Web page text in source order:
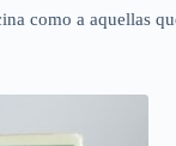
como a aquellas